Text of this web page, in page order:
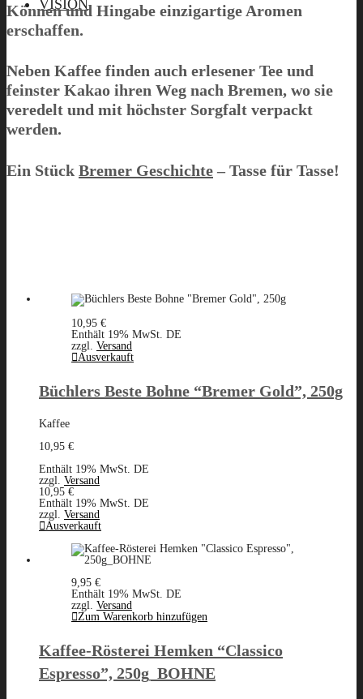
VISION
Können und Hingabe einzigartige Aromen
erschaffen.
Neben Kaffee finden auch erlesener Tee und
feinster Kakao ihren Weg nach Bremen, wo sie
veredelt und mit höchster Sorgfalt verpackt
werden.
Ein Stück Bremer Geschichte– Tasse für Tasse!
10,95 €
Enthält 19% MwSt. DE
zzgl. Versand
Ausverkauft
Büchlers Beste Bohne “Bremer Gold”, 250g
Kaffee
10,95 €
Enthält 19% MwSt. DE
zzgl. Versand
10,95 €
Enthält 19% MwSt. DE
zzgl. Versand
Ausverkauft
9,95 €
Enthält 19% MwSt. DE
zzgl. Versand
Zum Warenkorb hinzufügen
Kaffee-Rösterei Hemken “Classico
Espresso”, 250g_BOHNE